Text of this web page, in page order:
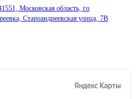
Московская область, го
Староандреевская улица, 7В